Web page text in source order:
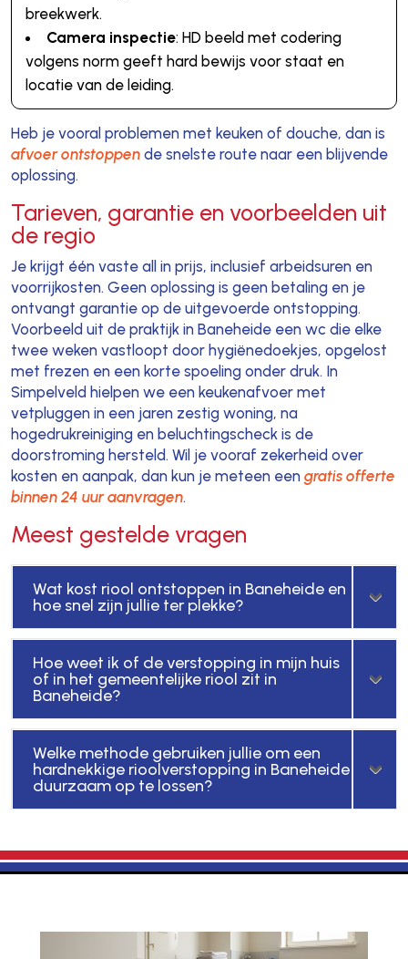
breekwerk.
Camera inspectie: HD beeld met codering
volgens norm geeft hard bewijs voor staat en
locatie van de leiding.
Heb je vooral problemen met keuken of douche, dan is
afvoer ontstoppende snelste route naar een blijvende
oplossing.
Tarieven, garantie en voorbeelden uit
de regio
Je krijgt één vaste all in prijs, inclusief arbeidsuren en
voorrijkosten. Geen oplossing is geen betaling en je
ontvangt garantie op de uitgevoerde ontstopping.
Voorbeeld uit de praktijk in Baneheide een wc die elke
twee weken vastloopt door hygiënedoekjes, opgelost
met frezen en een korte spoeling onder druk. In
Simpelveld hielpen we een keukenafvoer met
vetpluggen in een jaren zestig woning, na
hogedrukreiniging en beluchtingscheck is de
doorstroming hersteld. Wil je vooraf zekerheid over
kosten en aanpak, dan kun je meteen een gratis offerte
binnen 24 uur aanvragen.
Meest gestelde vragen
Wat kost riool ontstoppen in Baneheide en
hoe snel zijn jullie ter plekke?
Hoe weet ik of de verstopping in mijn huis
of in het gemeentelijke riool zit in
Baneheide?
Welke methode gebruiken jullie om een
hardnekkige rioolverstopping in Baneheide
duurzaam op te lossen?